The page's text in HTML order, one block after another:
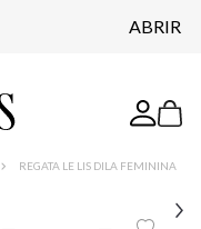
ABRIR
REGATA LE LIS DILA FEMININA